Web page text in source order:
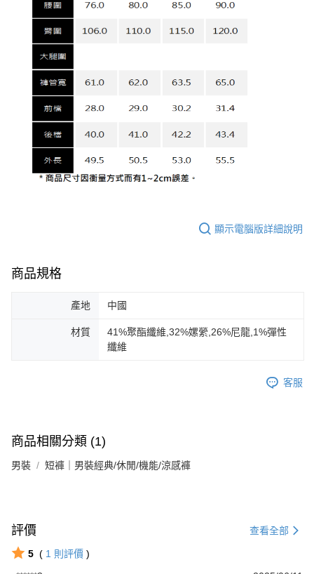
顯示電腦版詳細說明
商品規格
產地 中國
材質
41%聚酯纖維,32%嫘縈,26%尼龍,1%彈性
纖維
客服
商品相關分類 (1)
男裝 短褲｜男裝經典/休閒/機能/涼感褲
評價 查看全部
5 ( 1 則評價 )